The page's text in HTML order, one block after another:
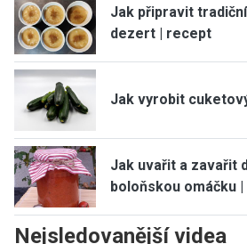
Jak připravit
dezert | recept
Jak vyrobit
Jak uvařit a zavařit
boloňskou omáčku
Nejsledovanější videa